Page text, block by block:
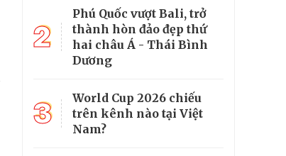
2
Phú Quốc vượt Bali, trở
thành hòn đảo đẹp thứ
hai châu Á - Thái Bình
Dương
3
World Cup 2026 chiếu
trên kênh nào tại Việt
Nam?